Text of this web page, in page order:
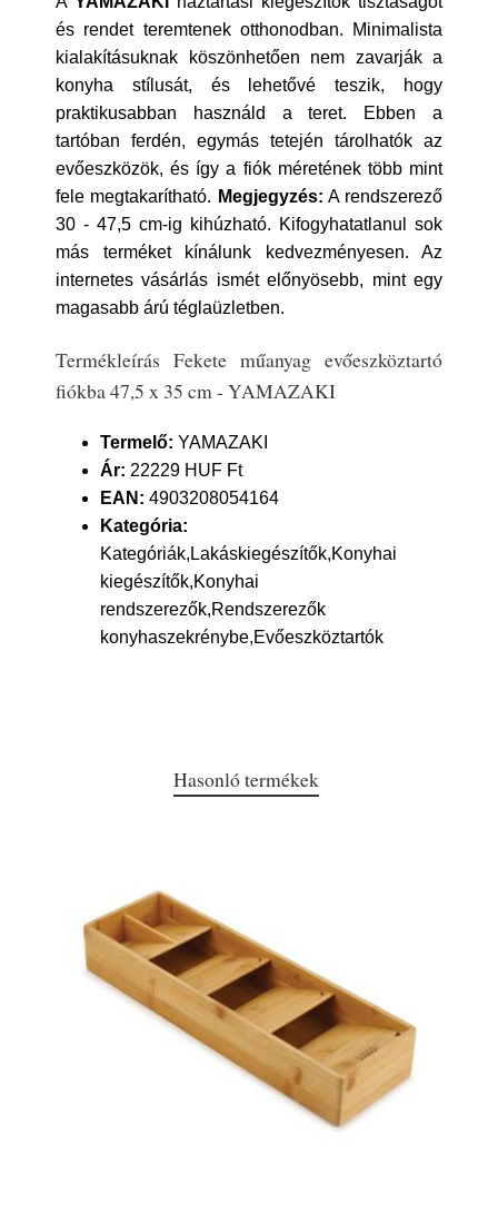
és rendet teremtenek otthonodban. Minimalista
kialakításuknak köszönhetően nem zavarják a
konyha stílusát, és lehetővé teszik, hogy
praktikusabban használd a teret. Ebben a
tartóban ferdén, egymás tetején tárolhatók az
evőeszközök, és így a fiók méretének több mint
fele megtakarítható. Megjegyzés: A rendszerező
30 - 47,5 cm-ig kihúzható. Kifogyhatatlanul sok
más terméket kínálunk kedvezményesen. Az
internetes vásárlás ismét előnyösebb, mint egy
magasabb árú téglaüzletben.
Termékleírás Fekete műanyag evőeszköztartó
fiókba 47,5 x 35 cm - YAMAZAKI
Termelő: YAMAZAKI
Ár: 22229 HUF Ft
EAN: 4903208054164
Kategória:
Kategóriák,Lakáskiegészítők,Konyhai
kiegészítők,Konyhai
rendszerezők,Rendszerezők
konyhaszekrénybe,Evőeszköztartók
Hasonló termékek